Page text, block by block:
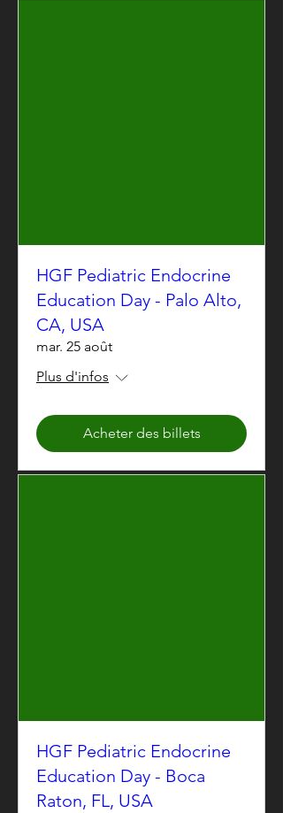
HGF Pediatric Endocrine
Education Day - Palo Alto,
CA, USA
mar. 25 août
Plus d'infos
Acheter des billets
HGF Pediatric Endocrine
Education Day - Boca
Raton, FL, USA